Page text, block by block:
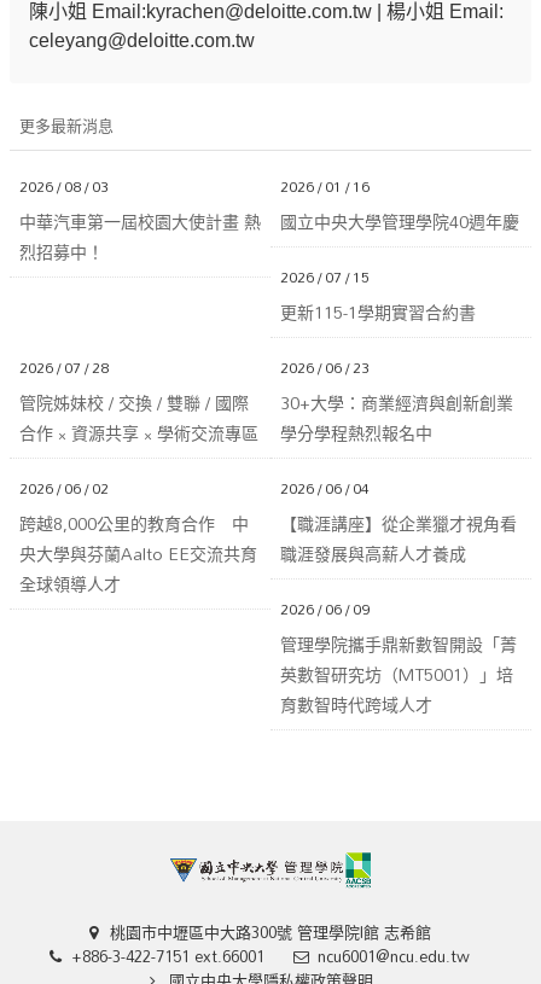
陳小姐 Email:kyrachen@deloitte.com.tw | 楊小姐 Email:
celeyang@deloitte.com.tw
更多最新消息
2026 / 08 / 03
中華汽車第一屆校園大使計畫 熱
烈招募中！
2026 / 01 / 16
國立中央大學管理學院40週年慶
2026 / 07 / 15
更新115-1學期實習合約書
2026 / 07 / 28
管院姊妹校 / 交換 / 雙聯 / 國際
合作 × 資源共享 × 學術交流專區
2026 / 06 / 23
30+大學：商業經濟與創新創業
學分學程熱烈報名中
2026 / 06 / 02
跨越8,000公里的教育合作 中
央大學與芬蘭Aalto EE交流共育
全球領導人才
2026 / 06 / 04
【職涯講座】從企業獵才視角看
職涯發展與高薪人才養成
2026 / 06 / 09
管理學院攜手鼎新數智開設「菁
英數智研究坊（MT5001）」培
育數智時代跨域人才
桃園市中壢區中大路300號 管理學院I館 志希館
+886-3-422-7151 ext.66001 ncu6001@ncu.edu.tw